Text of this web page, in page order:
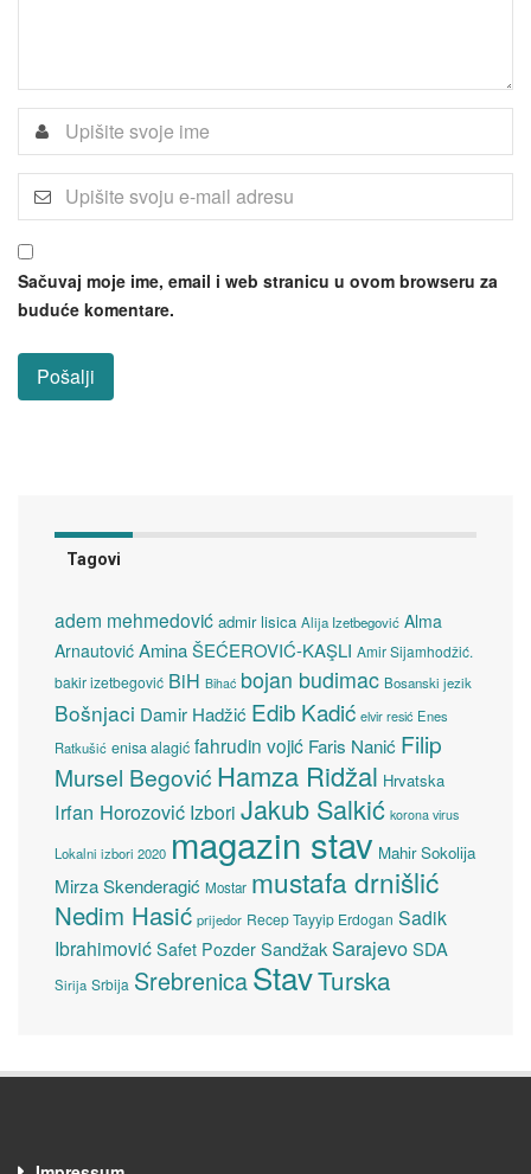
Sačuvaj moje ime, email i web stranicu u ovom browseru za
buduće komentare.
Tagovi
adem mehmedović admir lisica Alija Izetbegović Alma
Arnautović Amina ŠEĆEROVIĆ-KAŞLI Amir Sijamhodžić.
bakir izetbegović BiH Bihać bojan budimac Bosanski jezik
Bošnjaci Damir Hadžić Edib Kadić elvir resić Enes
Ratkušić enisa alagić fahrudin vojić Faris Nanić Filip
Mursel Begović Hamza Ridžal Hrvatska
Irfan Horozović Izbori Jakub Salkić korona virus
Lokalni izbori 2020 magazin stav Mahir Sokolija
Mirza Skenderagić Mostar mustafa drnišlić
Nedim Hasić prijedor Recep Tayyip Erdogan Sadik
Ibrahimović Safet Pozder SandžakSarajevoSDA
Sirija Srbija SrebrenicaStavTurska